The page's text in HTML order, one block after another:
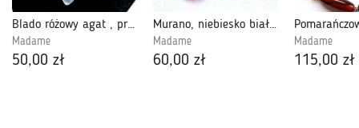
Blado różowy agat , prosty, minimalistyczny wisiorek na rzemyku
Madame
50,00 zł
Murano, niebiesko białe, kobaltowe szkło weneckie, kolczyki, srebro
Madame
60,00 zł
Madame
115,00 zł